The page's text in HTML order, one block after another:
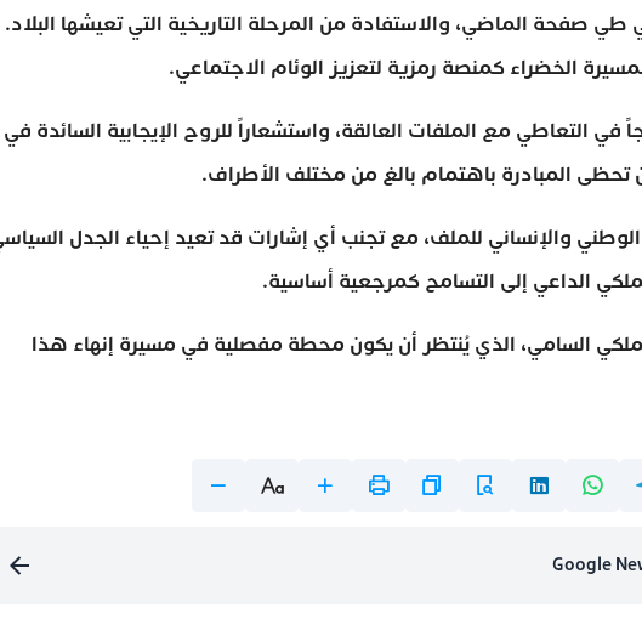
صفحة الماضي، والاستفادة من المرحلة التاريخية التي تعيشها البلاد.
الخضراء كمنصة رمزية لتعزيز الوئام الاجتماعي.
التعاطي مع الملفات العالقة، واستشعاراً للروح الإيجابية السائدة في
تحظى المبادرة باهتمام بالغ من مختلف الأطراف.
والإنساني للملف، مع تجنب أي إشارات قد تعيد إحياء الجدل
الداعي إلى التسامح كمرجعية أساسية.
الملكي السامي، الذي يُنتظر أن يكون محطة مفصلية في مسيرة إنهاء هذا